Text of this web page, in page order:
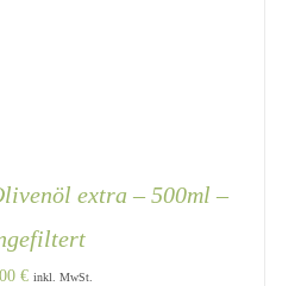
extra – 500ml –
€ inkl. MwSt.